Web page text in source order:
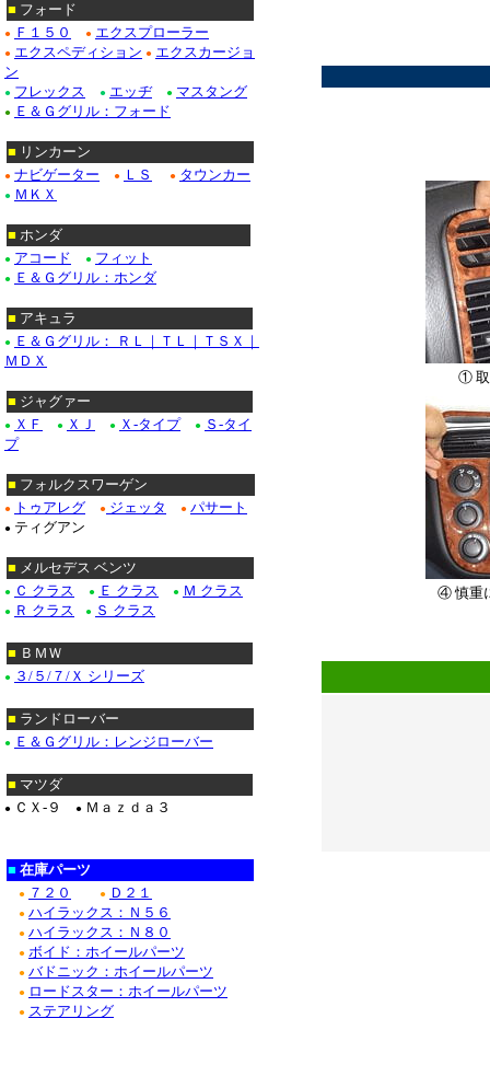
① 取
④ 慎重
■ フォード
● Ｆ１５０ ● エクスプローラー
● エクスペディション ● エクスカージョ
ン
● フレックス ● エッヂ ● マスタング
● Ｅ＆Ｇグリル：フォード
■ リンカーン
● ナビゲーター ● ＬＳ ● タウンカー
● ＭＫＸ
■ ホンダ
● アコード ● フィット
● Ｅ＆Ｇグリル：ホンダ
■ アキュラ
●
Ｅ＆Ｇグリル： ＲＬ｜ＴＬ｜ＴＳＸ｜
ＭＤＸ
■ ジャグァー
● ＸＦ ● ＸＪ ● Ｘ-タイプ ●
Ｓ-タイ
プ
■ フォルクスワーゲン
● トゥアレグ ● ジェッタ ● パサート
● ティグアン
■ メルセデス ベンツ
● Ｃ クラス ● Ｅ クラス ● Ｍ クラス
● Ｒ クラス ● Ｓ クラス
■ ＢＭＷ
● ３/５/７/Ｘ シリーズ
■ ランドローバー
● Ｅ＆Ｇグリル：レンジローバー
■ マツダ
● ＣＸ-９ ● Ｍａｚｄａ３
■ 在庫パーツ
● ７２０ ● Ｄ２１
● ハイラックス：Ｎ５６
● ハイラックス：Ｎ８０
● ボイド：ホイールパーツ
● バドニック：ホイールパーツ
● ロードスター：ホイールパーツ
● ステアリング